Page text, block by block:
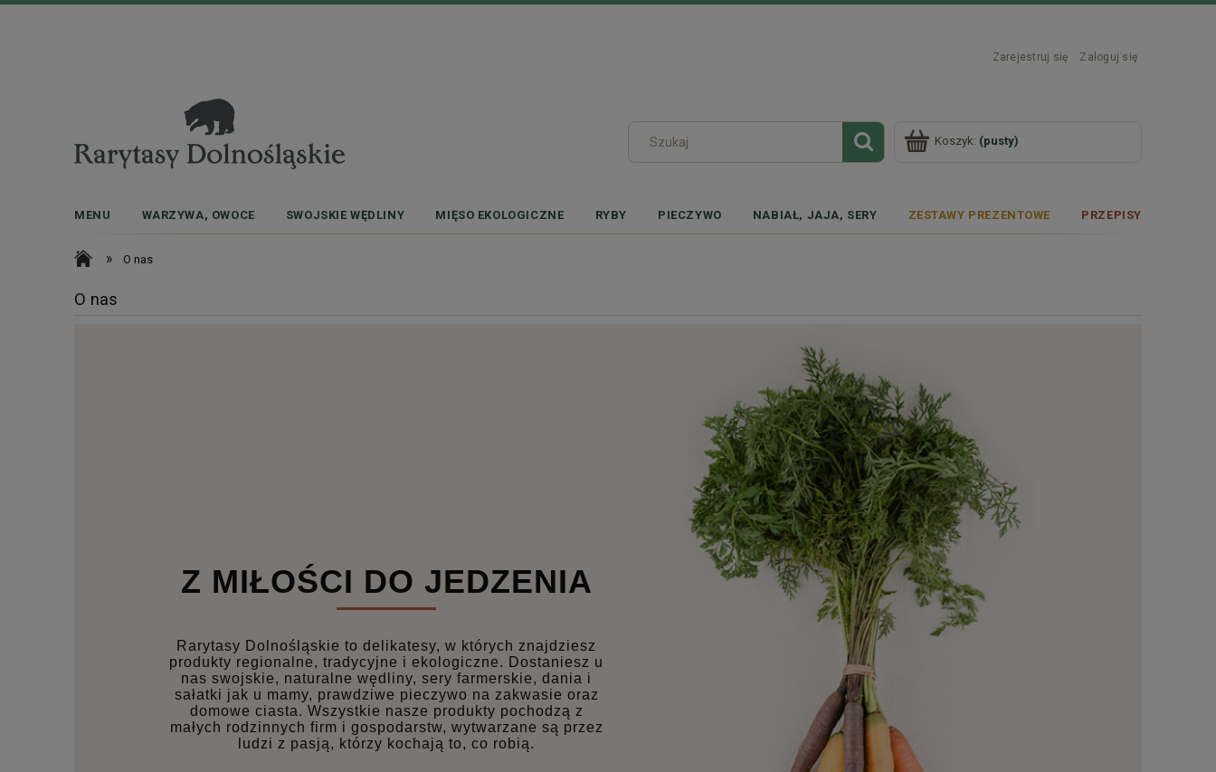
Zarejestruj się Zaloguj się
Koszyk: (pusty)
MENU WARZYWA, OWOCE SWOJSKIE WĘDLINY MIĘSO EKOLOGICZNE RYBY PIECZYWO NABIAŁ, JAJA, SERY ZESTAWY PREZENTOWE PRZEPISY
» O nas
O nas
Z MIŁOŚCI DO JEDZENIA
Rarytasy Dolnośląskie to delikatesy, w których znajdziesz
produkty regionalne, tradycyjne i ekologiczne. Dostaniesz u
nas swojskie, naturalne wędliny, sery farmerskie, dania i
sałatki jak u mamy, prawdziwe pieczywo na zakwasie oraz
domowe ciasta. Wszystkie nasze produkty pochodzą z
małych rodzinnych firm i gospodarstw, wytwarzane są przez
ludzi z pasją, którzy kochają to, co robią.